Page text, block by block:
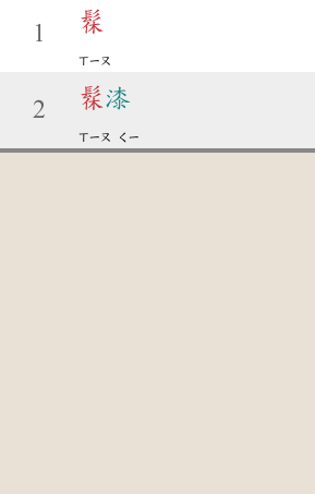
1 髹
ㄒㄧㄡ
2 髹漆
ㄒㄧㄡ ㄑㄧ